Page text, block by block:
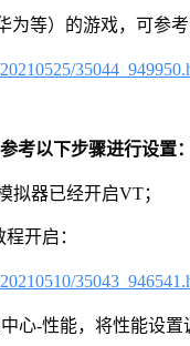
为等）的游戏，可参考
考以下步骤进行设置：
拟器已经开启VT；
开启：
心-性能，将性能设置